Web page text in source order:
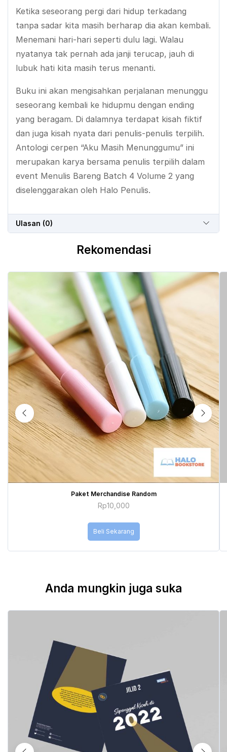
Ketika seseorang pergi dari hidup terkadang
tanpa sadar kita masih berharap dia akan kembali.
Menemani hari-hari seperti dulu lagi. Walau
nyatanya tak pernah ada janji terucap, jauh di
lubuk hati kita masih terus menanti.
Buku ini akan mengisahkan perjalanan menunggu
seseorang kembali ke hidupmu dengan ending
yang beragam. Di dalamnya terdapat kisah fiktif
dan juga kisah nyata dari penulis-penulis terpilih.
Antologi cerpen “Aku Masih Menunggumu” ini
merupakan karya bersama penulis terpilih dalam
event Menulis Bareng Batch 4 Volume 2 yang
diselenggarakan oleh Halo Penulis.
Ulasan (0)
Rekomendasi
Paket Merchandise Random
Rp10,000
Beli Sekarang
Anda mungkin juga suka